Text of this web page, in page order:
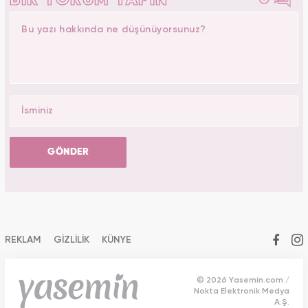
GÖNDER
REKLAM GİZLİLİK KÜNYE
© 2026 Yasemin.com /
Nokta Elektronik Medya
A.Ş.